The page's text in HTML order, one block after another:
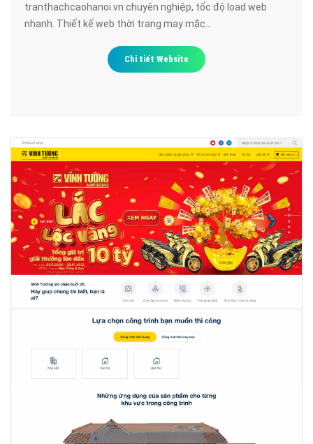
tranthachcaohanoi.vn chuyên nghiệp, tốc độ load web
nhanh. Thiết kế web thời trang may mặc
Chi tiết Website